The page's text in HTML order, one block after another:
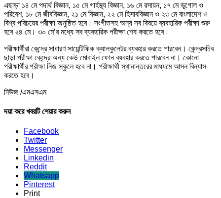
এছাড়া ১৪ মে পদার্থ বিজ্ঞান, ১৫ মে গার্হস্থ্য বিজ্ঞান, ১৬ মে রসায়ন, ১৭ মে ভূগোল ও
পরিবেশ, ১৮ মে জীববিজ্ঞান, ২১ মে বিজ্ঞান, ২২ মে হিসাববিজ্ঞান ও ২৩ মে বাংলাদেশ ও
বিশ্ব পরিচয়ের পরীক্ষা অনুষ্ঠিত হবে। সংগীতসহ অন্য সব বিষয়ে ব্যবহারিক পরীক্ষা শুরু
হবে ২৪ মে। ৩০ মে’র মধ্যে সব ব্যবহারিক পরীক্ষা শেষ করতে হবে।
পরীক্ষার্থীরা কেন্দ্রে সাধারণ সায়েন্টিফিক ক্যালকুলেটর ব্যবহার করতে পারবেন। কেন্দ্রসচিব
ছাড়া পরীক্ষা কেন্দ্রে অন্য কেউ মোবাইল ফোন ব্যবহার করতে পারবেন না। কোনো
পরীক্ষার্থীর পরীক্ষা নিজ স্কুলে হবে না। পরীক্ষার্থী স্থানান্তরের মাধ্যমে আসন বিন্যাস
করতে হবে।
নিউজ /এমএসএম
দয়া করে খবরটি শেয়ার করুন
Facebook
Twitter
Messenger
Linkedin
Reddit
Whatsapp
Pinterest
Print